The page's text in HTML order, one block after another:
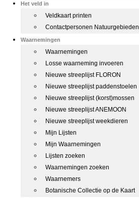
Het veld in
Veldkaart printen
Contactpersonen Natuurgebieden
Waarnemingen
Waarnemingen
Losse waarneming invoeren
Nieuwe streeplijst FLORON
Nieuwe streeplijst paddenstoelen
Nieuwe streeplijst (korst)mossen
Nieuwe streeplijst ANEMOON
Nieuwe streeplijst weekdieren
Mijn Lijsten
Mijn Waarnemingen
Lijsten zoeken
Waarnemingen zoeken
Waarnemers
Botanische Collectie op de Kaart